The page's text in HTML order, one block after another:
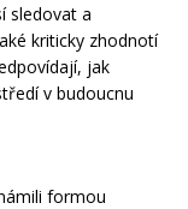
sledovat a
kriticky zhodnotí
jak
v budoucnu
formou